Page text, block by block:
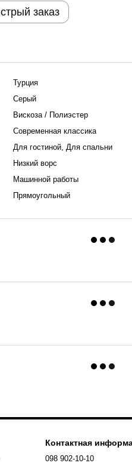
заказ
Турция
Серый
Вискоза / Полиэстер
Современная классика
Для гостиной, Для спальни
Низкий ворс
Машинной работы
Прямоугольный
Контактная
098 902-10-10